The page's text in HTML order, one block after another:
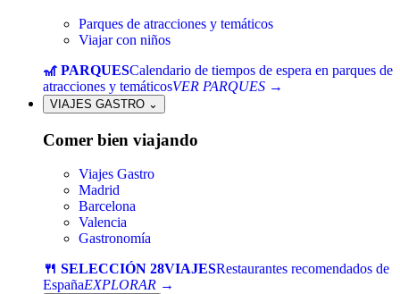
Parques de atracciones y temáticos
Viajar con niños
🎢 PARQUESCalendario de tiempos de espera en parques de
atracciones y temáticosVER PARQUES →
VIAJES GASTRO ⌄
Comer bien viajando
Viajes Gastro
Madrid
Barcelona
Valencia
Gastronomía
🍴 SELECCIÓN 28VIAJESRestaurantes recomendados de
EspañaEXPLORAR →